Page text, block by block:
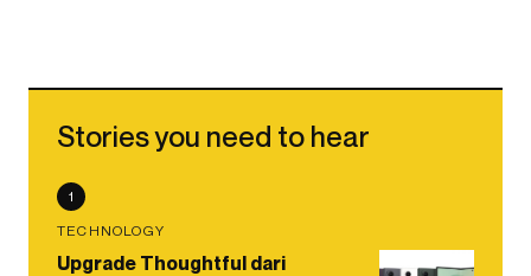
Stories you need to hear
1
TECHNOLOGY
Upgrade Thoughtful dari